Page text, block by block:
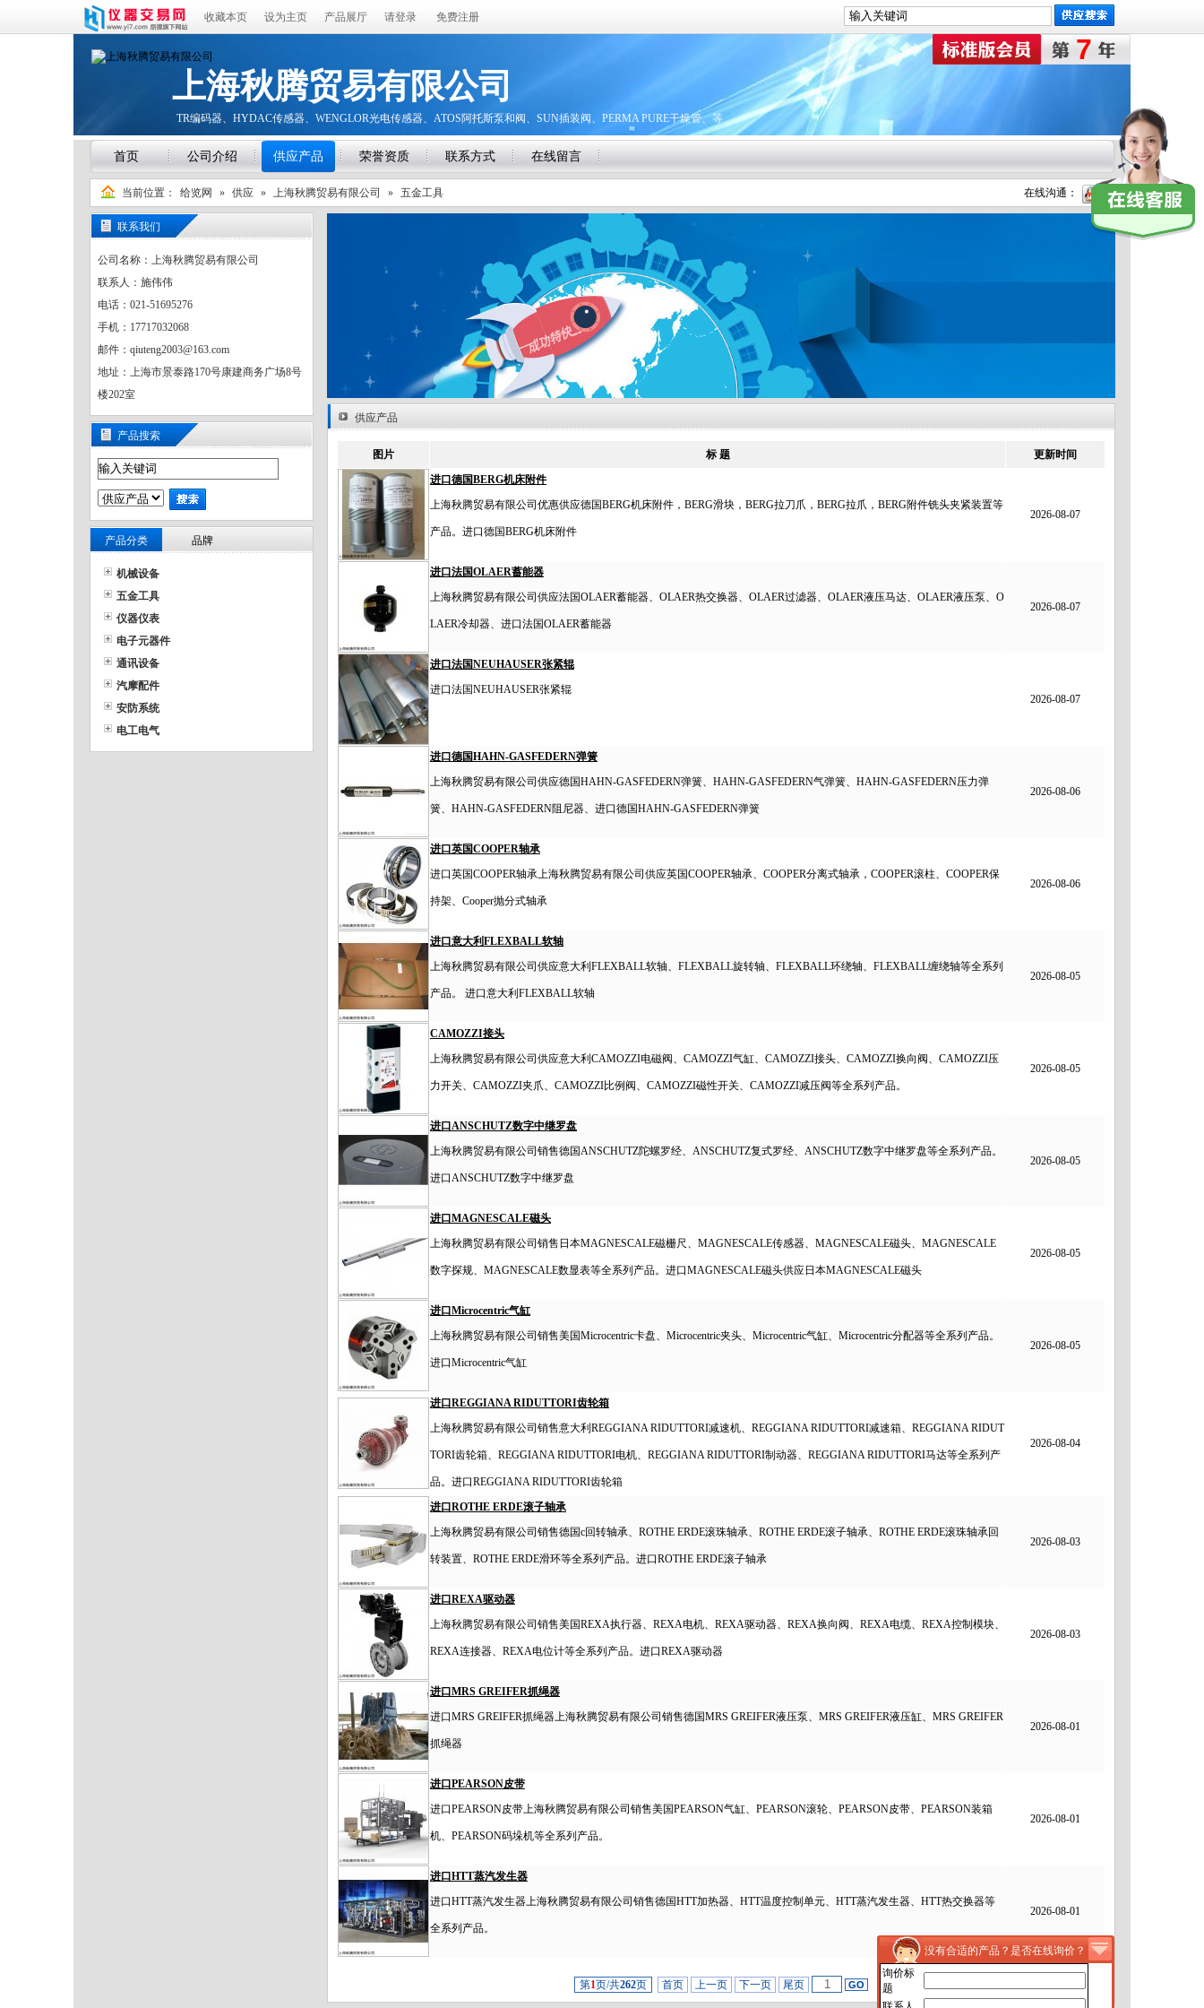
收藏本页 设为主页 产品展厅 请登录 免费注册
7
上海秋腾贸易有限公司
TR编码器、HYDAC传感器、WENGLOR光电传感器、ATOS阿托斯泵和阀、SUN插装阀、PERMA PURE干燥管、等
首页 公司介绍 供应产品 荣誉资质 联系方式 在线留言
当前位置： 给览网 » 供应 » 上海秋腾贸易有限公司 » 五金工具 在线沟通：
没有合适的产品？是否在线询价？
询价标
题
联系我们
公司名称：上海秋腾贸易有限公司
联系人：施伟伟
电话：021-51695276
手机：17717032068
邮件：qiuteng2003@163.com
地址：上海市景泰路170号康建商务广场8号
楼202室
产品搜索
产品分类 品牌
机械设备
五金工具
仪器仪表
电子元器件
通讯设备
汽摩配件
安防系统
电工电气
供应产品
图片 标 题
更新时间
进口德国BERG机床附件
上海秋腾贸易有限公司优惠供应德国BERG机床附件，BERG滑块，BERG拉刀爪，BERG拉爪，BERG附件铣头夹紧装置等
产品。进口德国BERG机床附件
2026-08-07
进口法国OLAER蓄能器
上海秋腾贸易有限公司供应法国OLAER蓄能器、OLAER热交换器、OLAER过滤器、OLAER液压马达、OLAER液压泵、O
LAER冷却器、进口法国OLAER蓄能器
2026-08-07
进口法国NEUHAUSER张紧辊
进口法国NEUHAUSER张紧辊
2026-08-07
进口德国HAHN-GASFEDERN弹簧
上海秋腾贸易有限公司供应德国HAHN-GASFEDERN弹簧、HAHN-GASFEDERN气弹簧、HAHN-GASFEDERN压力弹
簧、HAHN-GASFEDERN阻尼器、进口德国HAHN-GASFEDERN弹簧
2026-08-06
进口英国COOPER轴承
进口英国COOPER轴承上海秋腾贸易有限公司供应英国COOPER轴承、COOPER分离式轴承，COOPER滚柱、COOPER保
持架、Cooper抛分式轴承
2026-08-06
进口意大利FLEXBALL软轴
上海秋腾贸易有限公司供应意大利FLEXBALL软轴、FLEXBALL旋转轴、FLEXBALL环绕轴、FLEXBALL缠绕轴等全系列
产品。 进口意大利FLEXBALL软轴
2026-08-05
CAMOZZI接头
上海秋腾贸易有限公司供应意大利CAMOZZI电磁阀、CAMOZZI气缸、CAMOZZI接头、CAMOZZI换向阀、CAMOZZI压
力开关、CAMOZZI夹爪、CAMOZZI比例阀、CAMOZZI磁性开关、CAMOZZI减压阀等全系列产品。
2026-08-05
进口ANSCHUTZ数字中继罗盘
上海秋腾贸易有限公司销售德国ANSCHUTZ陀螺罗经、ANSCHUTZ复式罗经、ANSCHUTZ数字中继罗盘等全系列产品。
进口ANSCHUTZ数字中继罗盘
2026-08-05
进口MAGNESCALE磁头
上海秋腾贸易有限公司销售日本MAGNESCALE磁栅尺、MAGNESCALE传感器、MAGNESCALE磁头、MAGNESCALE
数字探规、MAGNESCALE数显表等全系列产品。进口MAGNESCALE磁头供应日本MAGNESCALE磁头
2026-08-05
进口Microcentric气缸
上海秋腾贸易有限公司销售美国Microcentric卡盘、Microcentric夹头、Microcentric气缸、Microcentric分配器等全系列产品。
进口Microcentric气缸
2026-08-05
进口REGGIANA RIDUTTORI齿轮箱
上海秋腾贸易有限公司销售意大利REGGIANA RIDUTTORI减速机、REGGIANA RIDUTTORI减速箱、REGGIANA RIDUT
TORI齿轮箱、REGGIANA RIDUTTORI电机、REGGIANA RIDUTTORI制动器、REGGIANA RIDUTTORI马达等全系列产
品。进口REGGIANA RIDUTTORI齿轮箱
2026-08-04
进口ROTHE ERDE滚子轴承
上海秋腾贸易有限公司销售德国c回转轴承、ROTHE ERDE滚珠轴承、ROTHE ERDE滚子轴承、ROTHE ERDE滚珠轴承回
转装置、ROTHE ERDE滑环等全系列产品。进口ROTHE ERDE滚子轴承
2026-08-03
进口REXA驱动器
上海秋腾贸易有限公司销售美国REXA执行器、REXA电机、REXA驱动器、REXA换向阀、REXA电缆、REXA控制模块、
REXA连接器、REXA电位计等全系列产品。进口REXA驱动器
2026-08-03
进口MRS GREIFER抓绳器
进口MRS GREIFER抓绳器上海秋腾贸易有限公司销售德国MRS GREIFER液压泵、MRS GREIFER液压缸、MRS GREIFER
抓绳器
2026-08-01
进口PEARSON皮带
进口PEARSON皮带上海秋腾贸易有限公司销售美国PEARSON气缸、PEARSON滚轮、PEARSON皮带、PEARSON装箱
机、PEARSON码垛机等全系列产品。
2026-08-01
进口HTT蒸汽发生器
进口HTT蒸汽发生器上海秋腾贸易有限公司销售德国HTT加热器、HTT温度控制单元、HTT蒸汽发生器、HTT热交换器等
全系列产品。
2026-08-01
第1页/共262页 首页 上一页 下一页 尾页